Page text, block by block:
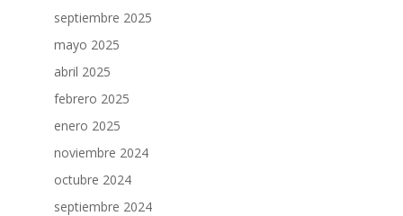
septiembre 2025
mayo 2025
abril 2025
febrero 2025
enero 2025
noviembre 2024
octubre 2024
septiembre 2024